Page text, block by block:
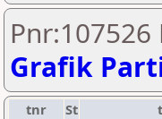
Grafik
tnr St